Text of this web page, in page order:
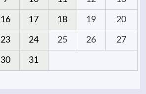
16 17 18 19 20
23 24 25 26 27
30 31